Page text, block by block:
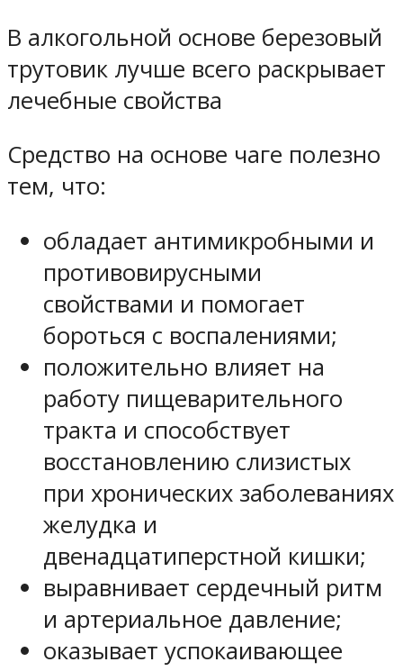
В алкогольной основе березовый
трутовик лучше всего раскрывает
лечебные свойства
Средство на основе чаге полезно
тем, что:
обладает антимикробными и
противовирусными
свойствами и помогает
бороться с воспалениями;
положительно влияет на
работу пищеварительного
тракта и способствует
восстановлению слизистых
при хронических заболеваниях
желудка и
двенадцатиперстной кишки;
выравнивает сердечный ритм
и артериальное давление;
оказывает успокаивающее